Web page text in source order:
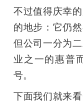
机
不过值得庆幸
的地步：它仍
但公司一分为
业之一的惠普
号。
下面我们就来